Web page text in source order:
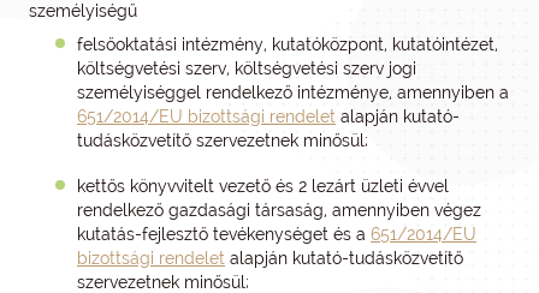
személyiségű
felsőoktatási intézmény, kutatóközpont, kutatóintézet,
költségvetési szerv, költségvetési szerv jogi
személyiséggel rendelkező intézménye, amennyiben a
651/2014/EU bizottsági rendelet alapján kutató-
tudásközvetítő szervezetnek minősül;
kettős könyvvitelt vezető és 2 lezárt üzleti évvel
rendelkező gazdasági társaság, amennyiben végez
kutatás-fejlesztő tevékenységet és a 651/2014/EU
bizottsági rendelet alapján kutató-tudásközvetítő
szervezetnek minősül;